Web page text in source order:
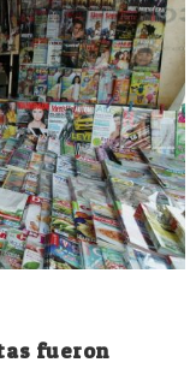
fueron